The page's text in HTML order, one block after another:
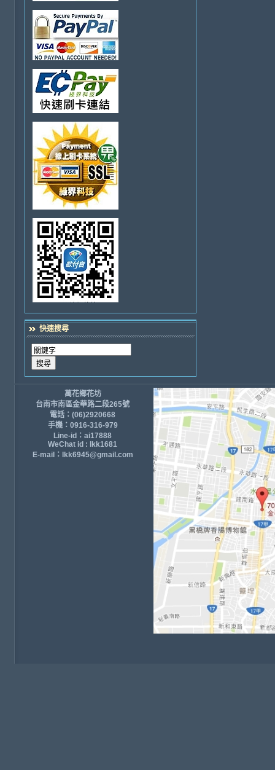
快速搜尋
萬花鄉花坊
台南市南區金華路二段265號
電話：(06)2920668
手機：0916-316-979
Line-id：ai17888
WeChat id : lkk1681
E-mail：lkk6945@gmail.com